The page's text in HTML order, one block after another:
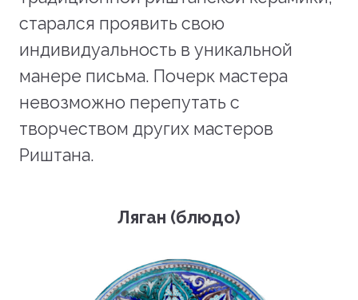
старался проявить свою
индивидуальность в уникальной
манере письма. Почерк мастера
невозможно перепутать с
творчеством других мастеров
Риштана.
Ляган (блюдо)